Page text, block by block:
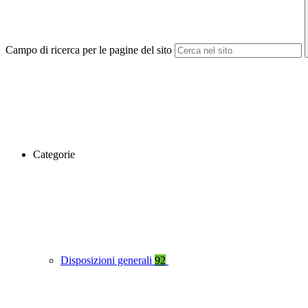
Campo di ricerca per le pagine del sito
Categorie
Disposizioni generali 92